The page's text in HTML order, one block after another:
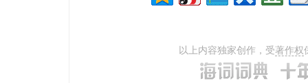
以上内容独家创作，受著作权